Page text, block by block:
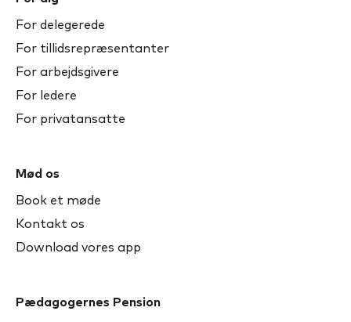
For delegerede
For tillidsrepræsentanter
For arbejdsgivere
For ledere
For privatansatte
Mød os
Book et møde
Kontakt os
Download vores app
Pædagogernes Pension